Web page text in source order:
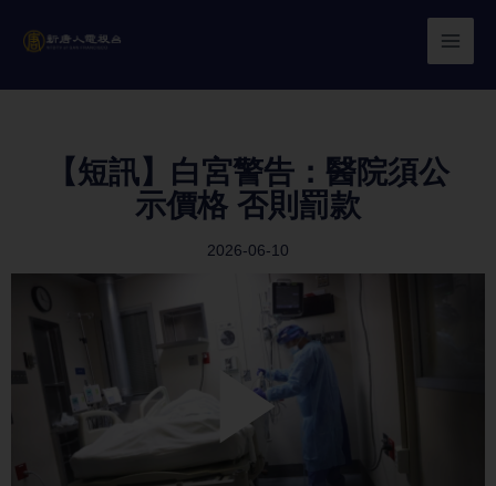
【短訊】白宮警告：醫院須公
示價格 否則罰款
2026-06-10